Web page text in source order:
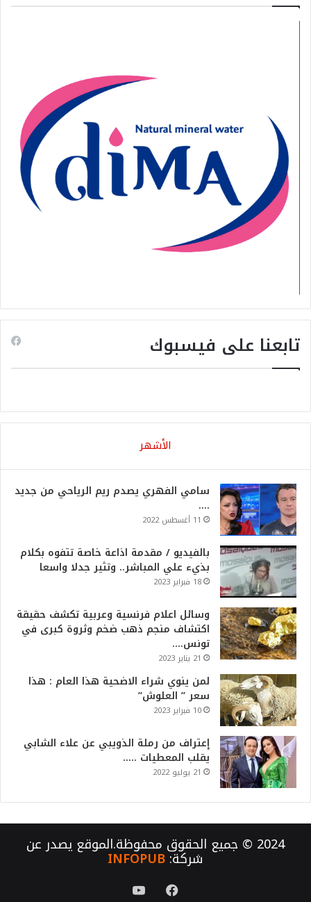
تابعنا على فيسبوك
الأشهر
سامي الفهري يصدم ريم الرياحي من جديد
….
11 أغسطس 2022
بالفيديو / مقدمة اذاعة خاصة تتفوه بكلام
بذيء علي المباشر.. وتثير جدلا واسعا
18 فبراير 2023
وسائل اعلام فرنسية وعربية تكشف حقيقة
اكتشاف منجم ذهب ضخم وثروة كبرى في
تونس….
21 يناير 2023
لمن ينوي شراء الاضحية هذا العام : هذا
سعر ” العلوش”
10 فبراير 2023
إعتراف من رملة الذويبي عن علاء الشابي
يقلب المعطيات …..
21 يوليو 2022
2024 © جميع الحقوق محفوظة.الموقع يصدر عن
شركة:INFOPUB
فيسبوكيوتيوب